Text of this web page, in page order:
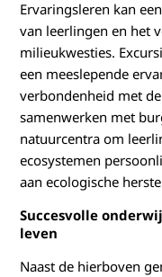
Ervaringsleren kan
van leerlingen en het
milieukwesties.
een meeslepende
verbondenheid met
samenwerken met
natuurcentra om
ecosystemen
aan ecologische
Succesvolle
leven
Naast de hierboven